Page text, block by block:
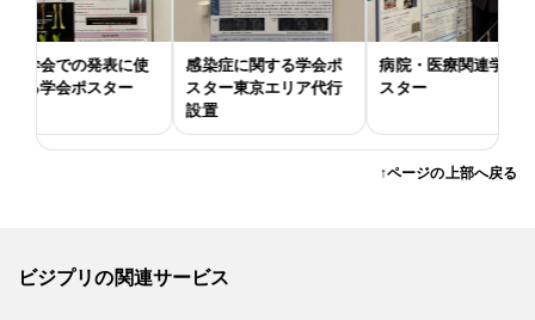
会での発表に使
学会ポスター
感染症に関する学会ポ
スター東京エリア代行
設置
病院・医療関連学会ポ
スター
↑ページの上部へ戻る
ビジプリの関連サービス